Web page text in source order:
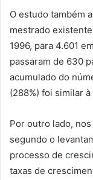
O estudo também
mestrado
1996, para 4.601
passaram de 630
acumulado do
(288%) foi similar
Por outro lado,
segundo o
processo de
taxas de